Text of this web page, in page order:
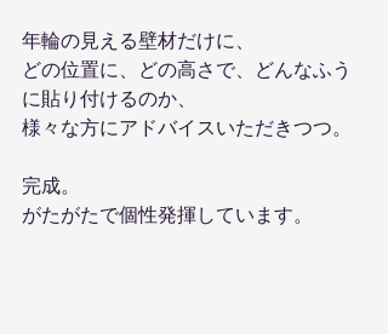
年輪の見える壁材だけに、
どの位置に、どの高さで、どんなふう
に貼り付けるのか、
様々な方にアドバイスいただきつつ。
完成。
がたがたで個性発揮しています。